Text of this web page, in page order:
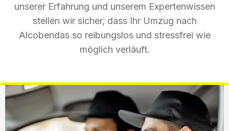
unserer Erfahrung und unserem Expertenwissen
stellen wir sicher, dass Ihr Umzug nach
Alcobendas so reibungslos und stressfrei wie
möglich verläuft.